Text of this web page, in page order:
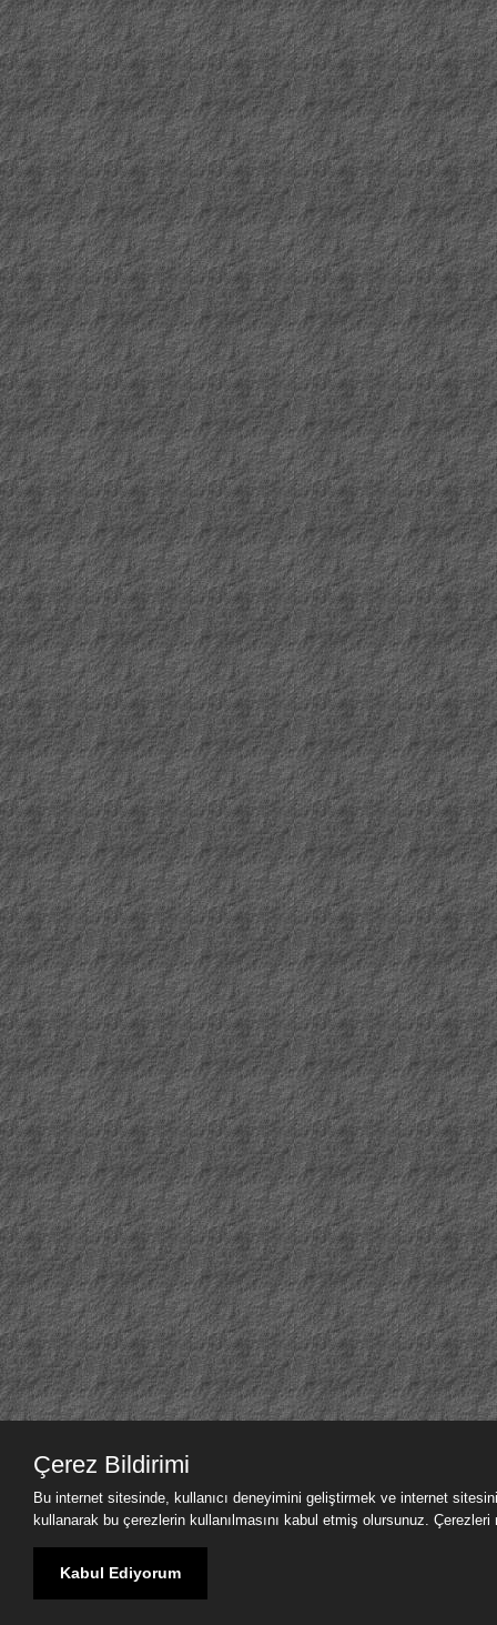
Çerez Bildirimi
Bu internet sitesinde, kullanıcı deneyimini geliştirmek ve internet
kullanarak bu çerezlerin kullanılmasını kabul etmiş olursunuz.
Kabul Ediyorum